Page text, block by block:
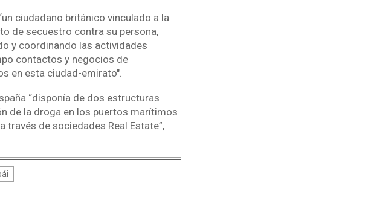
ciudadano británico vinculado a la
de secuestro contra su persona,
y coordinando las actividades
contactos y negocios de
en esta ciudad-emirato".
“disponía de dos estructuras
de la droga en los puertos marítimos
de sociedades Real Estate”,